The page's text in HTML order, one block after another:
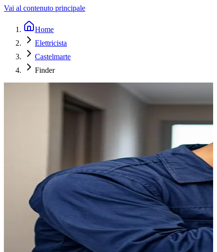
Vai al contenuto principale
Home
Elettricista
Castelmarte
Finder